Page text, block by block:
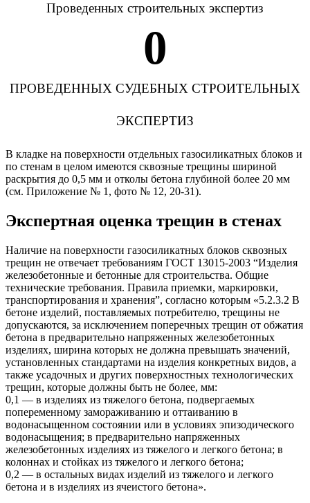
Проведенных строительных экспертиз
0
ПРОВЕДЕННЫХ СУДЕБНЫХ СТРОИТЕЛЬНЫХ
ЭКСПЕРТИЗ
В кладке на поверхности отдельных газосиликатных блоков и
по стенам в целом имеются сквозные трещины шириной
раскрытия до 0,5 мм и отколы бетона глубиной более 20 мм
(см. Приложение № 1, фото № 12, 20-31).
Экспертная оценка трещин в стенах
Наличие на поверхности газосиликатных блоков сквозных
трещин не отвечает требованиям ГОСТ 13015-2003 “Изделия
железобетонные и бетонные для строительства. Общие
технические требования. Правила приемки, маркировки,
транспортирования и хранения”, согласно которым «5.2.3.2 В
бетоне изделий, поставляемых потребителю, трещины не
допускаются, за исключением поперечных трещин от обжатия
бетона в предварительно напряженных железобетонных
изделиях, ширина которых не должна превышать значений,
установленных стандартами на изделия конкретных видов, а
также усадочных и других поверхностных технологических
трещин, которые должны быть не более, мм:
0,1 — в изделиях из тяжелого бетона, подвергаемых
попеременному замораживанию и оттаиванию в
водонасыщенном состоянии или в условиях эпизодического
водонасыщения; в предварительно напряженных
железобетонных изделиях из тяжелого и легкого бетона; в
колоннах и стойках из тяжелого и легкого бетона;
0,2 — в остальных видах изделий из тяжелого и легкого
бетона и в изделиях из ячеистого бетона».